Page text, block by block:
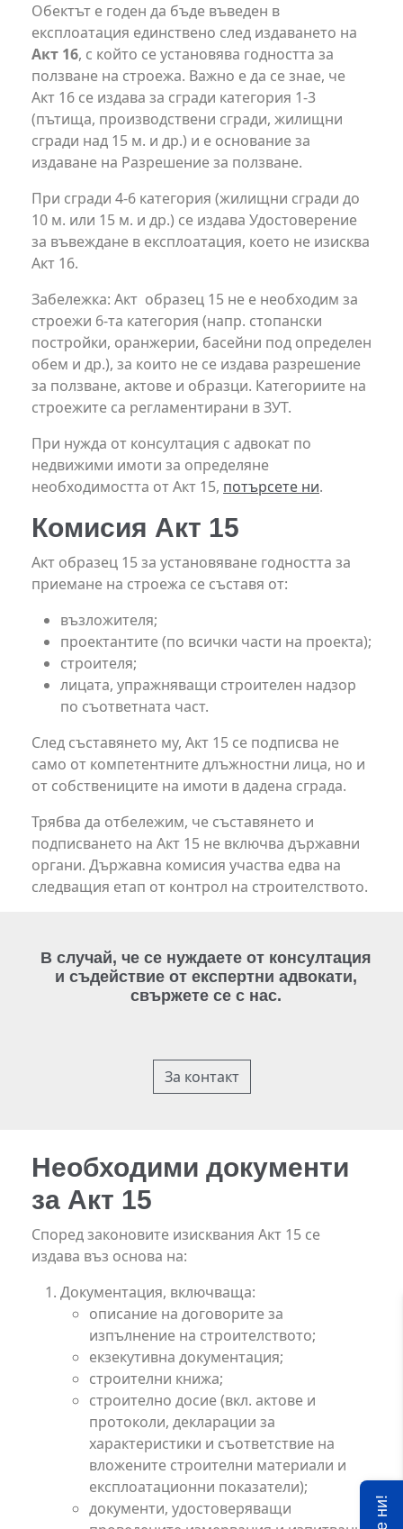
Обектът е годен да бъде въведен в
експлоатация единствено след издаването на
Акт 16, с който се установява годността за
ползване на строежа. Важно е да се знае, че
Акт 16 се издава за сгради категория 1-3
(пътища, производствени сгради, жилищни
сгради над 15 м. и др.) и е основание за
издаване на Разрешение за ползване.
При сгради 4-6 категория (жилищни сгради до
10 м. или 15 м. и др.) се издава Удостоверение
за въвеждане в експлоатация, което не изисква
Акт 16.
Забележка: Акт образец 15 не е необходим за
строежи 6-та категория (напр. стопански
постройки, оранжерии, басейни под определен
обем и др.), за които не се издава разрешение
за ползване, актове и образци. Категориите на
строежите са регламентирани в ЗУТ.
При нужда от консултация с адвокат по
недвижими имоти за определяне
необходимостта от Акт 15, потърсете ни.
Комисия Акт 15
Акт образец 15 за установяване годността за
приемане на строежа се съставя от:
възложителя;
проектантите (по всички части на проекта);
строителя;
лицата, упражняващи строителен надзор
по съответната част.
След съставянето му, Акт 15 се подписва не
само от компетентните длъжностни лица, но и
от собствениците на имоти в дадена сграда.
Трябва да отбележим, че съставянето и
подписването на Акт 15 не включва държавни
органи. Държавна комисия участва едва на
следващия етап от контрол на строителството.
В случай, че се нуждаете от консултация
и съдействие от експертни адвокати,
свържете се с нас.
За контакт
Необходими документи
за Акт 15
Според законовите изисквания Акт 15 се
издава въз основа на:
Документация, включваща:
описание на договорите за
изпълнение на строителството;
екзекутивна документация;
строителни книжа;
строително досие (вкл. актове и
протоколи, декларации за
характеристики и съответствие на
вложените строителни материали и
експлоатационни показатели);
документи, удостоверяващи